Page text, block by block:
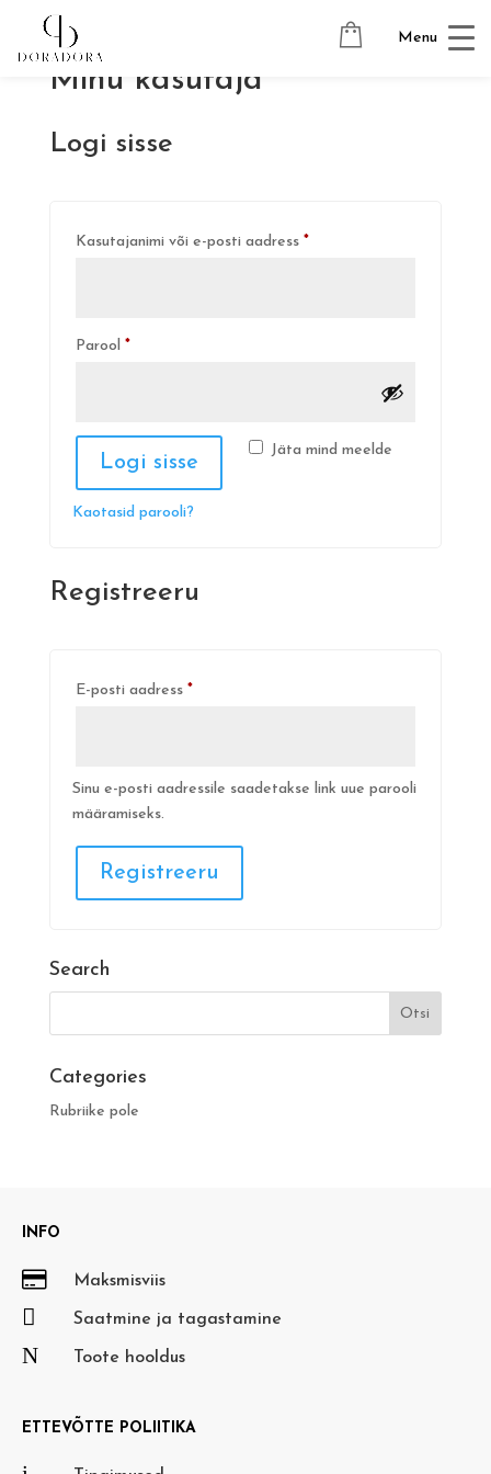
Menu
Minu kasutaja
Logi sisse
Kasutajanimi või e-posti aadress *Nõutud
Parool *Nõutud
Jäta mind meelde
Logi sisse
Kaotasid parooli?
Registreeru
E-posti aadress *Nõutud
Sinu e-posti aadressile saadetakse link uue parooli
määramiseks.
Registreeru
Search
Categories
Rubriike pole
INFO
 Maksmisviis
 Saatmine ja tagastamine
N Toote hooldus
ETTEVÕTTE POLIITIKA